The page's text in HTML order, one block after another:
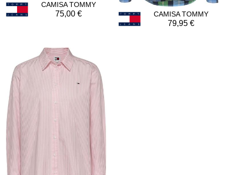
CAMISA TOMMY
75,00 CAMISA TOMMY
79,95